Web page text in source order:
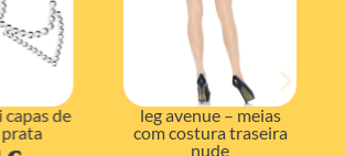
leg avenue – meias
com costura traseira